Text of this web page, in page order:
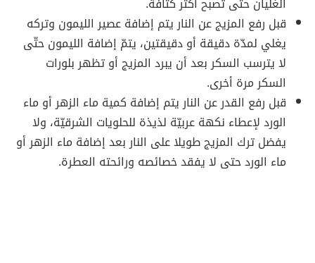
قبل رفع المزيج عن النار يتم إضافة عصير الليمون وتركه
يغلي لمدّة دقيقة أو دقيقتين، يتمّ إضافة الليمون حتّى
لا يترسب السكر بعد أن يبرد المزيج أو تظهر بلورات
السكر مرة أخرى.
قبل رفع القدر عن النار يتم إضافة كمية ماء الزهر أو ماء
الورد لإعطاء نكهة عربيّة لذيذة للحلويات الشرقيّة، ولا
يفضل ترك المزيج طويلا على النار بعد إضافة ماء الزهر أو
ماء الورد حتى لا يفقد خصائصه ورائحته العطرة.